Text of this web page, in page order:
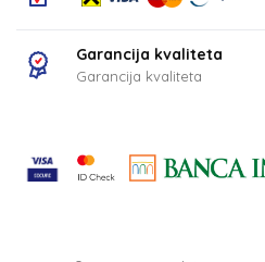
Garancija kvaliteta
Garancija kvaliteta